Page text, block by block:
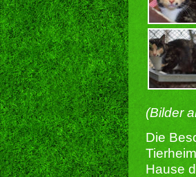
(Bilder
Die
Hause